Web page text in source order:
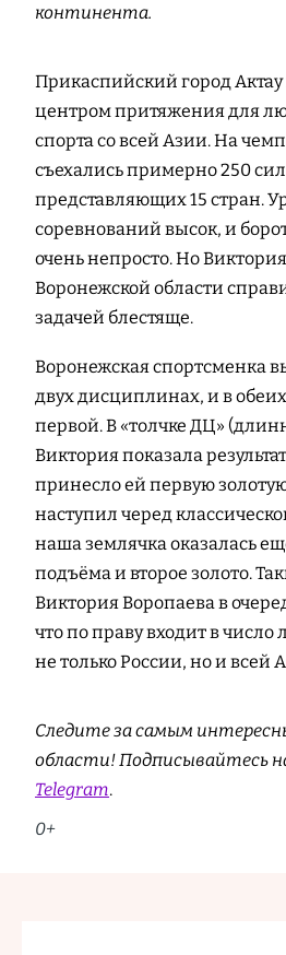
континента.
Прикаспийский город Актау
центром притяжения для
спорта со всей Азии. На
съехались примерно 250
представляющих 15 стран.
соревнований высок, и
очень непросто. Но
Воронежской области
задачей блестяще.
Воронежская спортсменка
двух дисциплинах, и в
первой. В «толчке ДЦ»
Виктория показала
принесло ей первую
наступил черед
наша землячка оказалась
подъёма и второе золото.
Виктория Воропаева в
что по праву входит в
не только России, но и всей
Следите за самым
области! Подписывайтесь на
Telegram.
0+